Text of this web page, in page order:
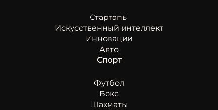
Стартапы
Искусственный интеллект
Инновации
Авто
Спорт
Футбол
Бокс
Шахматы